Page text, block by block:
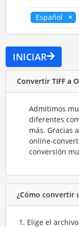
Español
INICIAR
Convertir TIFF a
Admitimos
diferentes
más. Gracias
online-
conversión
¿Cómo convertir
Elige el archivo